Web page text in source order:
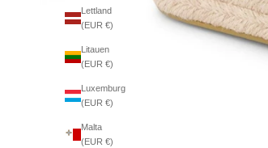
Lettland
(EUR €)
Litauen
(EUR €)
Luxemburg
(EUR €)
Malta
(EUR €)